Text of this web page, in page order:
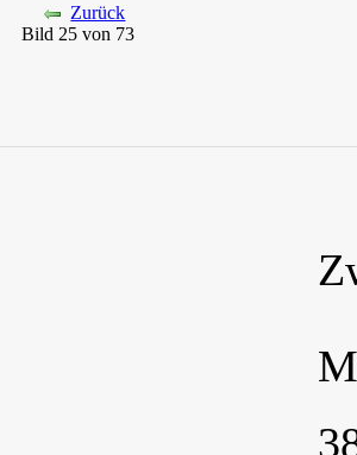
Zurück
Bild 25 von 73